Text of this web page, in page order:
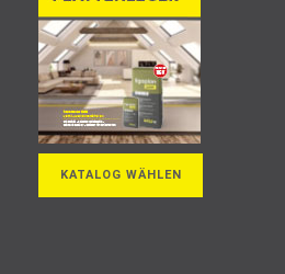
KATALOG WÄHLEN